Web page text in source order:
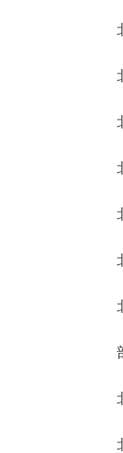
北
北
北
北
北
北
北
部
北
北